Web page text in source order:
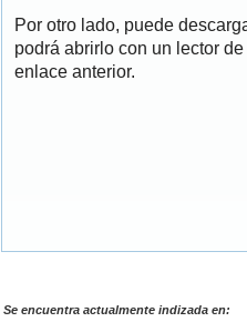
Por otro lado, puede
podrá abrirlo con un lector
enlace anterior.
Se encuentra actualmente indizada en: